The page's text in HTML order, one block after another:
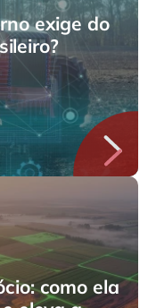
exige do
como ela